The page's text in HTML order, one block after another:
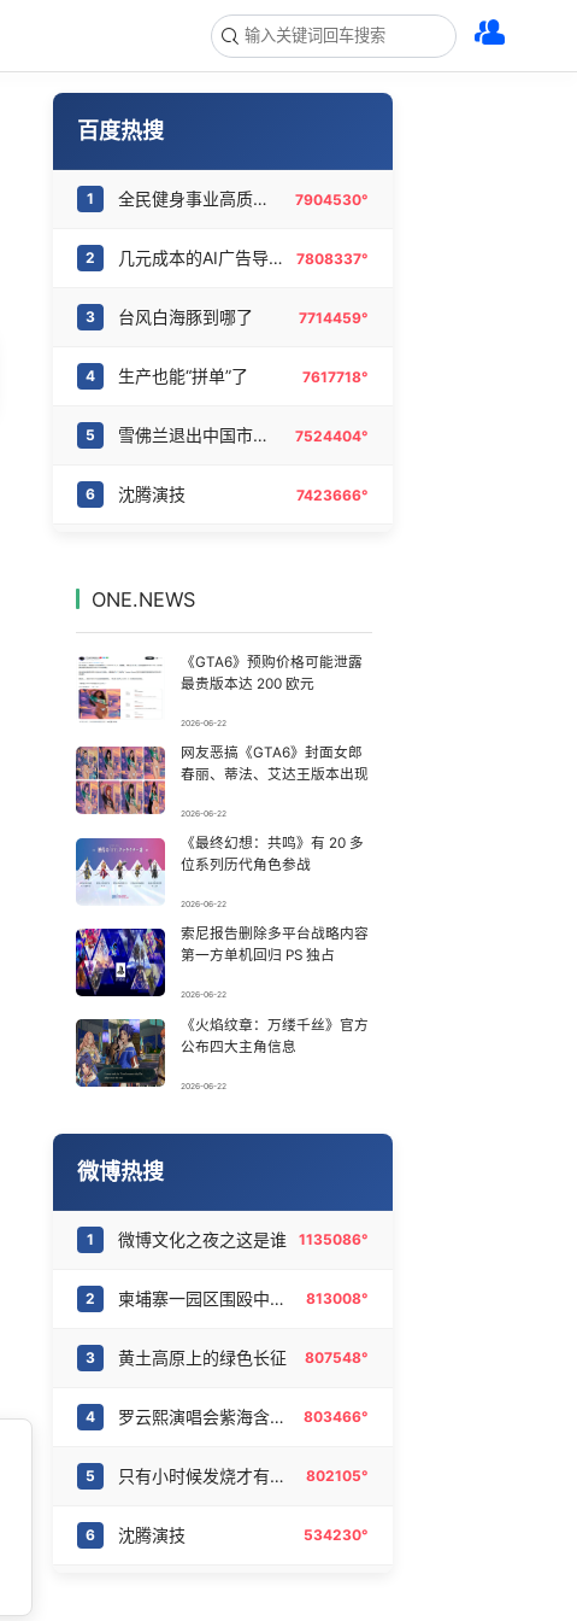
百度热搜
1 全民健身事业高质量发展 7904530°
2 几元成本的AI广告导致千万市值蒸发 7808337°
3 台风白海豚到哪了 7714459°
4 生产也能“拼单”了 7617718°
5 雪佛兰退出中国市场 售后怎么办 7524404°
6 沈腾演技 7423666°
9 情侣在平潭拍日出时坠崖致一死一伤 7140904°
梁家辉百花奖演讲落泪
11
12 这些燃气使用“偏方”千万别信 6850021°
13
14 潜逃10天被抓嫌犯疑靠吃玉米维生 6665525°
15 89岁钟南山高能量日常：每周健身3次 6572890°
16
ONE.NEWS
《GTA6》预购价格可能泄露
最贵版本达 200 欧元
2026-06-22
网友恶搞《GTA6》封面女郎
春丽、蒂法、艾达王版本出现
2026-06-22
《最终幻想：共鸣》有 20 多
位系列历代角色参战
2026-06-22
索尼报告删除多平台战略内容
第一方单机回归 PS 独占
2026-06-22
《火焰纹章：万缕千丝》官方
公布四大主角信息
2026-06-22
微博热搜
1 微博文化之夜之这是谁 1135086°
2 柬埔寨一园区围殴中国人致1死3伤 813008°
3 黄土高原上的绿色长征 807548°
4 罗云熙演唱会紫海含金量 803466°
5 只有小时候发烧才有这种感觉 802105°
6 沈腾演技 534230°